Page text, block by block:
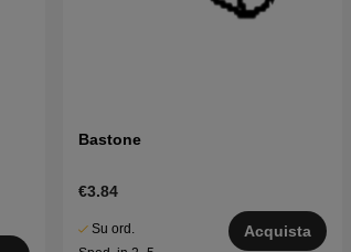
Bastone
€3.84
Su ord.
Acquista